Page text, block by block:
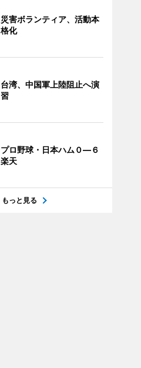
災害ボランティア、活動本
格化
台湾、中国軍上陸阻止へ演
習
プロ野球・日本ハム０―６
楽天
もっと見る